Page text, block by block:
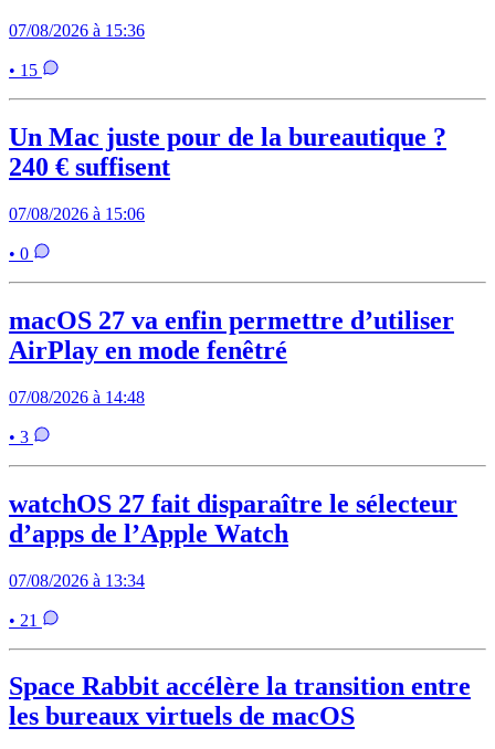
07/08/2026 à 15:36
• 15
Un Mac juste pour de la bureautique ?
240 € suffisent
07/08/2026 à 15:06
• 0
macOS 27 va enfin permettre d’utiliser
AirPlay en mode fenêtré
07/08/2026 à 14:48
• 3
watchOS 27 fait disparaître le sélecteur
d’apps de l’Apple Watch
07/08/2026 à 13:34
• 21
Space Rabbit accélère la transition entre
les bureaux virtuels de macOS